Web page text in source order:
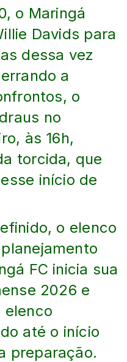
o Maringá
Davids para
dessa vez
a
o
no
às 16h,
torcida, que
início de
o elenco
FC inicia sua
2026 e
elenco
até o início
preparação.